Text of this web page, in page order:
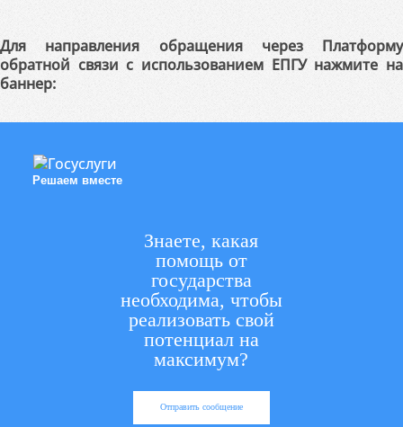
Для направления обращения через Платформу
обратной связи с использованием ЕПГУ нажмите на
баннер:
Решаем вместе
Знаете, какая
помощь от
государства
необходима, чтобы
реализовать свой
потенциал на
максимум?
Отправить сообщение